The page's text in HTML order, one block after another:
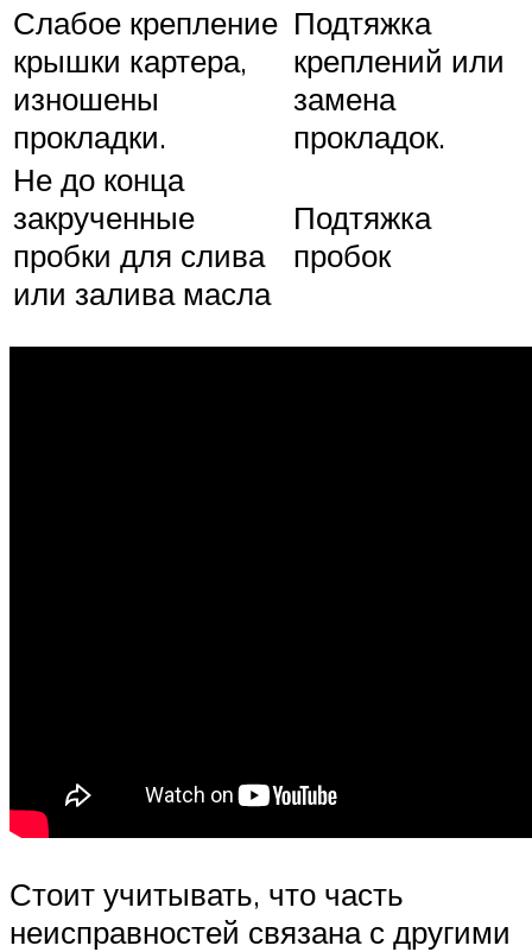
Слабое крепление
крышки картера,
изношены
прокладки.
Подтяжка
креплений или
замена
прокладок.
Не до конца
закрученные
пробки для слива
или залива масла
Подтяжка
пробок
Стоит учитывать, что часть
неисправностей связана с другими